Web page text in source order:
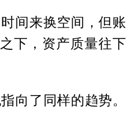
间来换空间，但账
下，资产质量往下
向了同样的趋势。